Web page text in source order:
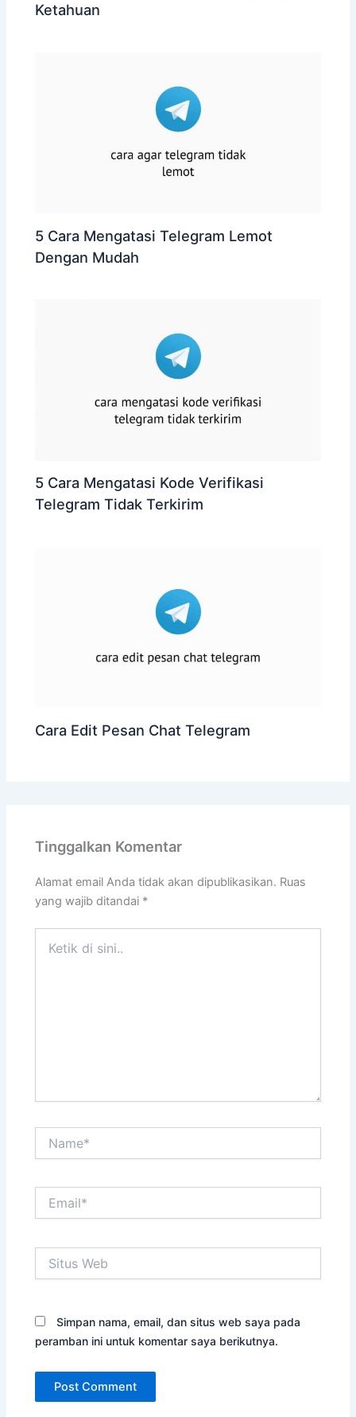
Ketahuan
5 Cara Mengatasi Telegram Lemot
Dengan Mudah
5 Cara Mengatasi Kode Verifikasi
Telegram Tidak Terkirim
Cara Edit Pesan Chat Telegram
Tinggalkan Komentar
Alamat email Anda tidak akan dipublikasikan. Ruas
yang wajib ditandai *
Web
Simpan nama, email, dan situs web saya pada
peramban ini untuk komentar saya berikutnya.